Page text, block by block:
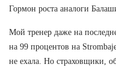
Гормон роста аналоги
Мой тренер даже на
на 99 процентов на
не ехала. Но страховщики,